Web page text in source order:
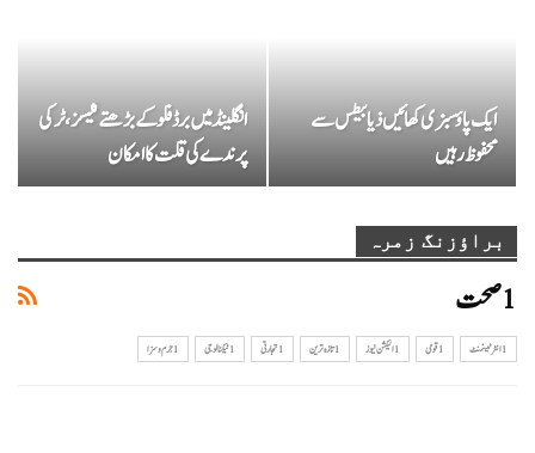
ایک پاؤ سبزی کھائیں ذیا بیطس سے
محفوظ رہیں
انگلینڈ میں برڈ فلو کے بڑھتے کیسز، ٹرکی
پرندے کی قلت کا امکان
براؤزنگ زمرہ
1صحت
1 انٹرٹینمنٹ 1 قومی 1الیکشن نیوز 1تازہ ترین 1تجارتی 1ٹیکنالوجی 1جرم و سزا